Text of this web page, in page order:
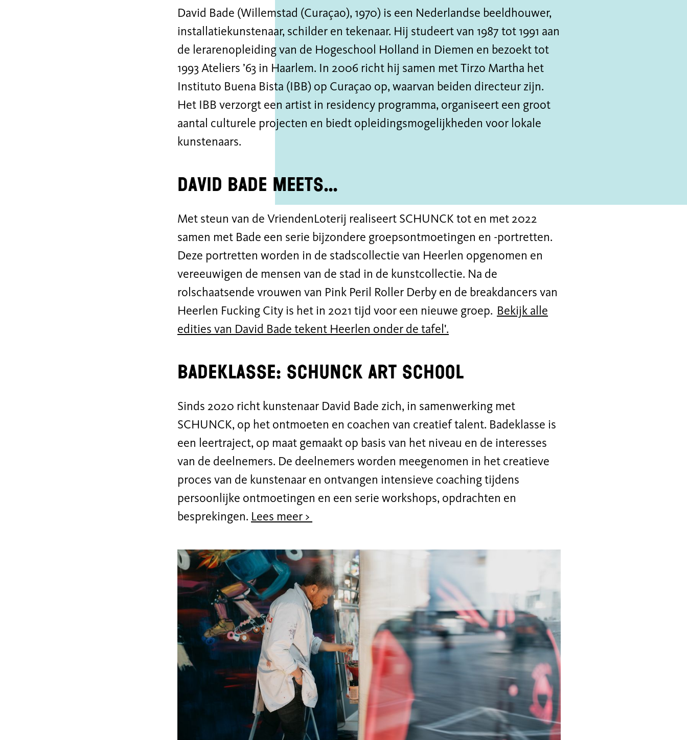
David Bade (Willemstad (Curaçao), 1970) is een Nederlandse beeldhouwer,
installatiekunstenaar, schilder en tekenaar. Hij studeert van 1987 tot 1991 aan
de lerarenopleiding van de Hogeschool Holland in Diemen en bezoekt tot
1993 Ateliers ’63 in Haarlem. In 2006 richt hij samen met Tirzo Martha het
Instituto Buena Bista (IBB) op Curaçao op, waarvan beiden directeur zijn.
Het IBB verzorgt een artist in residency programma, organiseert een groot
aantal culturele projecten en biedt opleidingsmogelijkheden voor lokale
kunstenaars.
David Bade Meets…
Met steun van de VriendenLoterij realiseert SCHUNCK tot en met 2022
samen met Bade een serie bijzondere groepsontmoetingen en -portretten.
Deze portretten worden in de stadscollectie van Heerlen opgenomen en
vereeuwigen de mensen van de stad in de kunstcollectie. Na de
rolschaatsende vrouwen van Pink Peril Roller Derby en de breakdancers van
Heerlen Fucking City is het in 2021 tijd voor een nieuwe groep. Bekijk alle
edities van David Bade tekent Heerlen onder de tafel'.
Badeklasse: SCHUNCK Art school
Sinds 2020 richt kunstenaar David Bade zich, in samenwerking met
SCHUNCK, op het ontmoeten en coachen van creatief talent. Badeklasse is
een leertraject, op maat gemaakt op basis van het niveau en de interesses
van de deelnemers. De deelnemers worden meegenomen in het creatieve
proces van de kunstenaar en ontvangen intensieve coaching tijdens
persoonlijke ontmoetingen en een serie workshops, opdrachten en
besprekingen. Lees meer >